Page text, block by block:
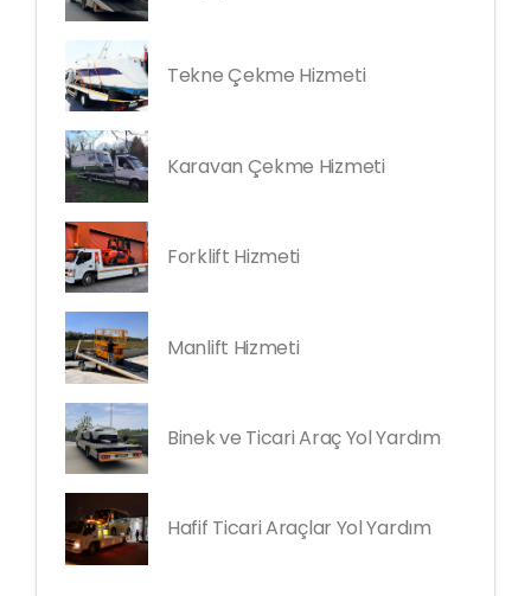
Tekne Çekme Hizmeti
Karavan Çekme Hizmeti
Forklift Hizmeti
Manlift Hizmeti
Binek ve Ticari Araç Yol Yardım
Hafif Ticari Araçlar Yol Yardım